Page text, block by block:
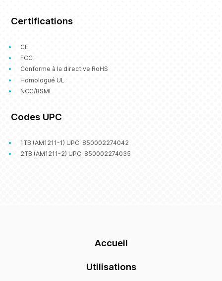
Certifications
CE
FCC
Conforme à la directive RoHS
Homologué UL
NCC/BSMI
Codes UPC
1TB (AM1211-1) UPC: 850002274042
2TB (AM1211-2) UPC: 850002274035
Accueil
Utilisations